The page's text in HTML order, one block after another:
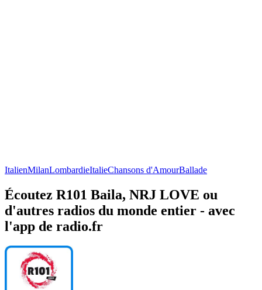
ItalienMilanLombardieItalieChansons d'AmourBallade
Écoutez R101 Baila, NRJ LOVE ou
d'autres radios du monde entier - avec
l'app de radio.fr